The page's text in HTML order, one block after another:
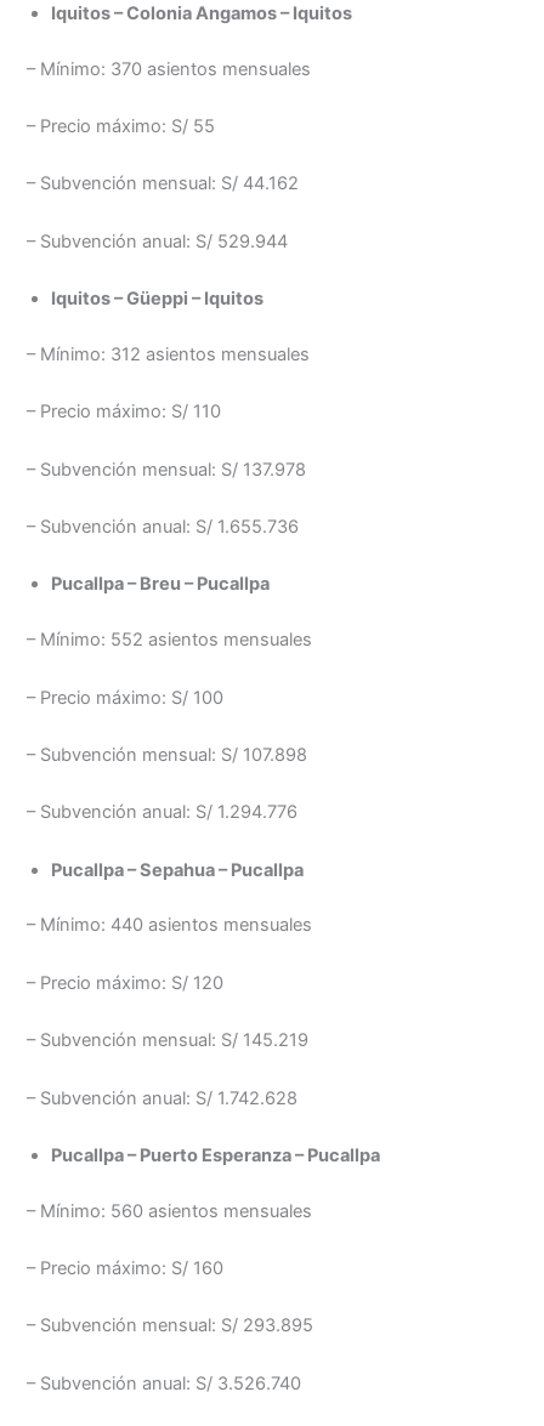
Iquitos – Colonia Angamos – Iquitos
– Mínimo: 370 asientos mensuales
– Precio máximo: S/ 55
– Subvención mensual: S/ 44.162
– Subvención anual: S/ 529.944
Iquitos – Güeppi – Iquitos
– Mínimo: 312 asientos mensuales
– Precio máximo: S/ 110
– Subvención mensual: S/ 137.978
– Subvención anual: S/ 1.655.736
Pucallpa – Breu – Pucallpa
– Mínimo: 552 asientos mensuales
– Precio máximo: S/ 100
– Subvención mensual: S/ 107.898
– Subvención anual: S/ 1.294.776
Pucallpa – Sepahua – Pucallpa
– Mínimo: 440 asientos mensuales
– Precio máximo: S/ 120
– Subvención mensual: S/ 145.219
– Subvención anual: S/ 1.742.628
Pucallpa – Puerto Esperanza – Pucallpa
– Mínimo: 560 asientos mensuales
– Precio máximo: S/ 160
– Subvención mensual: S/ 293.895
– Subvención anual: S/ 3.526.740